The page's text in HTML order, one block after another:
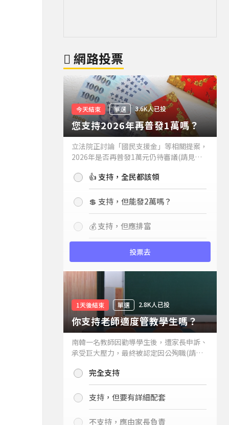
網路投票
今天結束 單選 3.6K人已投
您支持2026年再普發1萬嗎？
立法院正討論「國民支援金」等相關提案，
2026年是否再普發1萬元仍待審議(請見下
持嗎？👍 支持，全民都該領
💲 支持，但能發2萬嗎？
💰 支持，但應排富
投票去
1天後結束 單選 2.8K人已投
你支持老師適度管教學生嗎？
南韓一名教師因勸導學生後，遭家長申訴、
承受巨大壓力，最終被認定因公殉職(請見
你支持老師適度管教學生嗎？
完全支持
支持，但要有詳細配套
不支持，應由家長負責